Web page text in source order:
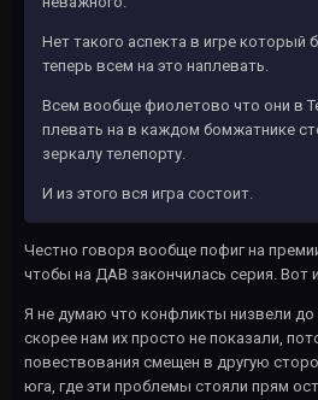
Нет такого аспекта в игре который
теперь всем на это наплевать.
Всем вообще фиолетово что они в
плевать на в каждом бомжатнике
зеркалу телепорту.
И из этого вся игра состоит.
Честно говоря вообще пофиг на
чтобы на ДАВ закончилась серия. Вот
Я не думаю что конфликты низвели до
скорее нам их просто не показали,
повествования смещен в другую
юга, где эти проблемы стояли прям